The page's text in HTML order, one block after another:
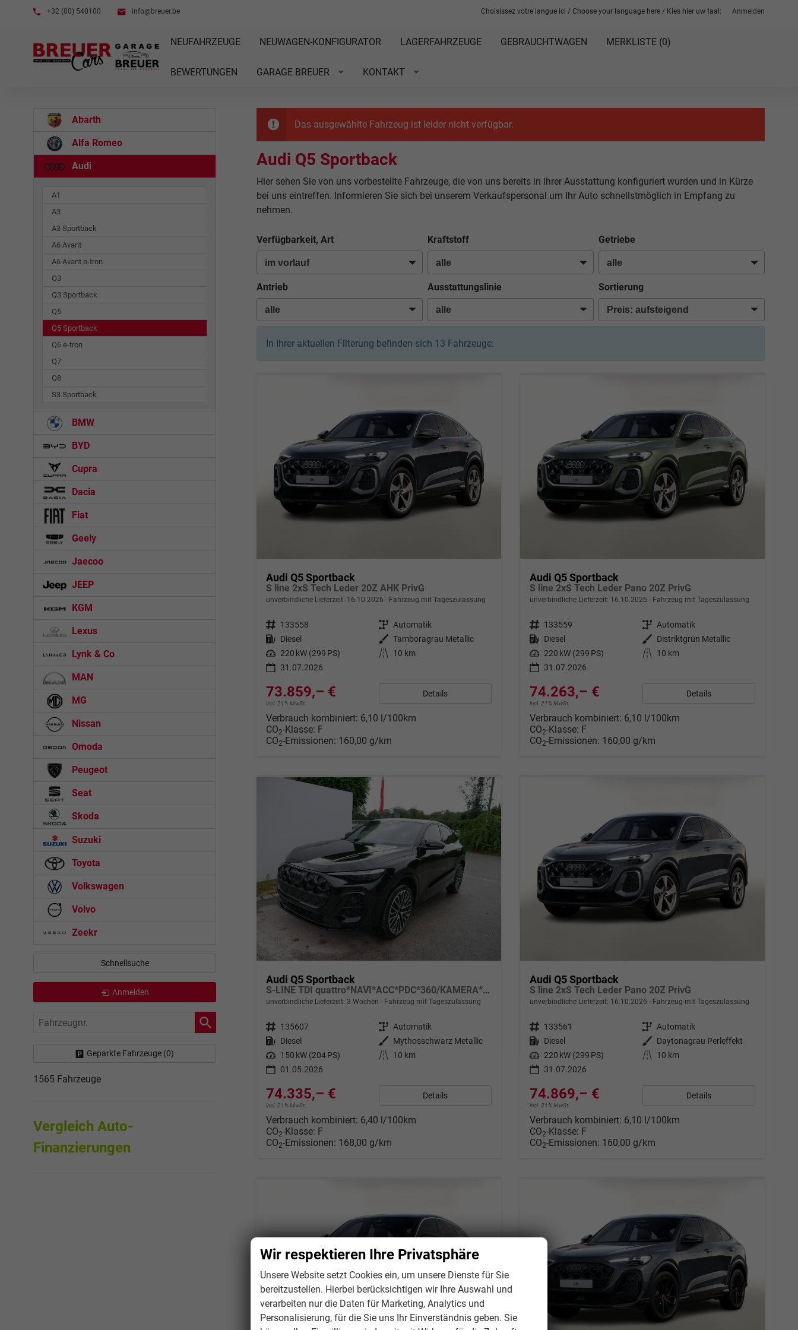
+32 (80) 540100 info@breuer.be Anmelden
Choisissez votre langue ici / Choose your language here / Kies hier uw taal:
NEUFAHRZEUGE NEUWAGEN-KONFIGURATOR LAGERFAHRZEUGE GEBRAUCHTWAGEN MERKLISTE (0)
BEWERTUNGEN GARAGE BREUER KONTAKT
Das ausgewählte Fahrzeug ist leider nicht verfügbar.
Audi Q5 Sportback
Hier sehen Sie von uns vorbestellte Fahrzeuge, die von uns bereits in ihrer Ausstattung konfiguriert wurden und in Kürze
bei uns eintreffen. Informieren Sie sich bei unserem Verkaufspersonal um Ihr Auto schnellstmöglich in Empfang zu
nehmen.
Verfügbarkeit, Art Kraftstoff Getriebe
Antrieb Ausstattungslinie Sortierung
In Ihrer aktuellen Filterung befinden sich 13 Fahrzeuge:
Audi Q5 Sportback
S line 2xS Tech Leder 20Z AHK PrivG
unverbindliche Lieferzeit: 16.10.2026 Fahrzeug mit Tageszulassung
Fahrzeugnr. 133558 Getriebe Automatik
Kraftstoff Diesel Außenfarbe Tamboragrau Metallic
Leistung 220 kW (299 PS) Kilometerstand
10 km
31.07.2026
73.859,– €
incl. 21% MwSt.
Details
Verbrauch kombiniert: 6,10 l/100km
CO2-Klasse: F
CO2-Emissionen: 160,00 g/km
Audi Q5 Sportback
S line 2xS Tech Leder Pano 20Z PrivG
unverbindliche Lieferzeit: 16.10.2026 Fahrzeug mit Tageszulassung
Fahrzeugnr. 133559 Getriebe Automatik
Kraftstoff Diesel Außenfarbe
Distriktgrün Metallic
Leistung 220 kW (299 PS) Kilometerstand
10 km
31.07.2026
74.263,– €
incl. 21% MwSt.
Details
Verbrauch kombiniert: 6,10 l/100km
CO2-Klasse: F
CO2-Emissionen: 160,00 g/km
Audi Q5 Sportback
S-LINE TDI quattro*NAVI*ACC*PDC*360/KAMERA*LED*SHZ*EL.PANORAMA-DACH*21-ZOLL
unverbindliche Lieferzeit: 3 Wochen Fahrzeug mit Tageszulassung
Fahrzeugnr. 135607 Getriebe Automatik
Kraftstoff Diesel Außenfarbe
Mythosschwarz Metallic
Leistung 150 kW (204 PS) Kilometerstand
10 km
01.05.2026
74.335,– €
incl. 21% MwSt.
Details
Verbrauch kombiniert: 6,40 l/100km
CO2-Klasse: F
CO2-Emissionen: 168,00 g/km
Audi Q5 Sportback
S line 2xS Tech Leder Pano 20Z PrivG
unverbindliche Lieferzeit: 16.10.2026 Fahrzeug mit Tageszulassung
Fahrzeugnr. 133561 Getriebe Automatik
Kraftstoff Diesel Außenfarbe
Daytonagrau Perleffekt
Leistung 220 kW (299 PS) Kilometerstand
10 km
31.07.2026
74.869,– €
incl. 21% MwSt.
Details
Verbrauch kombiniert: 6,10 l/100km
CO2-Klasse: F
CO2-Emissionen: 160,00 g/km
Abarth
Alfa Romeo
Audi
A1
A3
A3 Sportback
A6 Avant
A6 Avant e-tron
Q3
Q3 Sportback
Q5
Q5 Sportback
Q6 e-tron
Q7
Q8
S3 Sportback
BMW
BYD
Cupra
Dacia
Fiat
Geely
Jaecoo
JEEP
KGM
Lexus
Lynk & Co
MAN
MG
Nissan
Omoda
Peugeot
Seat
Skoda
Suzuki
Toyota
Volkswagen
Volvo
Zeekr
Schnellsuche
Anmelden
Fahrzeugnr.
Geparkte Fahrzeuge (0)
1565 Fahrzeuge
Vergleich Auto-
Finanzierungen
Wir respektieren Ihre Privatsphäre
Unsere Website setzt Cookies ein, um unsere Dienste für Sie
bereitzustellen. Hierbei berücksichtigen wir Ihre Auswahl und
verarbeiten nur die Daten für Marketing, Analytics und
Personalisierung, für die Sie uns Ihr Einverständnis geben. Sie